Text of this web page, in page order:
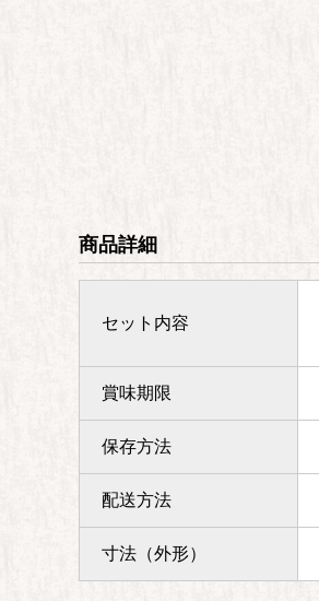
商品詳細
セット内容
賞味期限
保存方法
配送方法
寸法（外形）